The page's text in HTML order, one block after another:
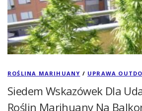
ROŚLINA MARIHUANY / UPRAWA
Siedem Wskazówek Dla
Roślin Marihuany Na